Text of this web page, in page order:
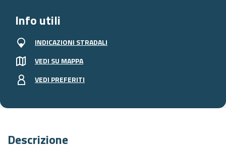
Descrizione
Info utili
INDICAZIONI STRADALI
VEDI SU MAPPA
VEDI PREFERITI